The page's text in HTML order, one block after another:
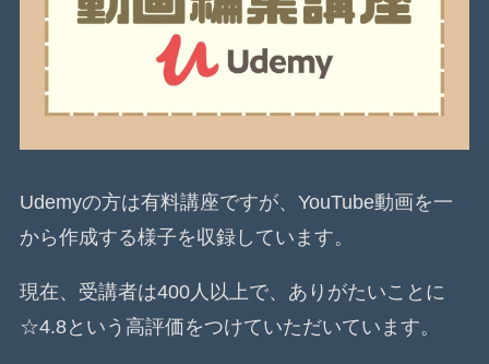
Udemyの方は有料講座ですが、YouTube動画を一
から作成する様子を収録しています。
現在、受講者は400人以上で、ありがたいことに
☆4.8という高評価をつけていただいています。